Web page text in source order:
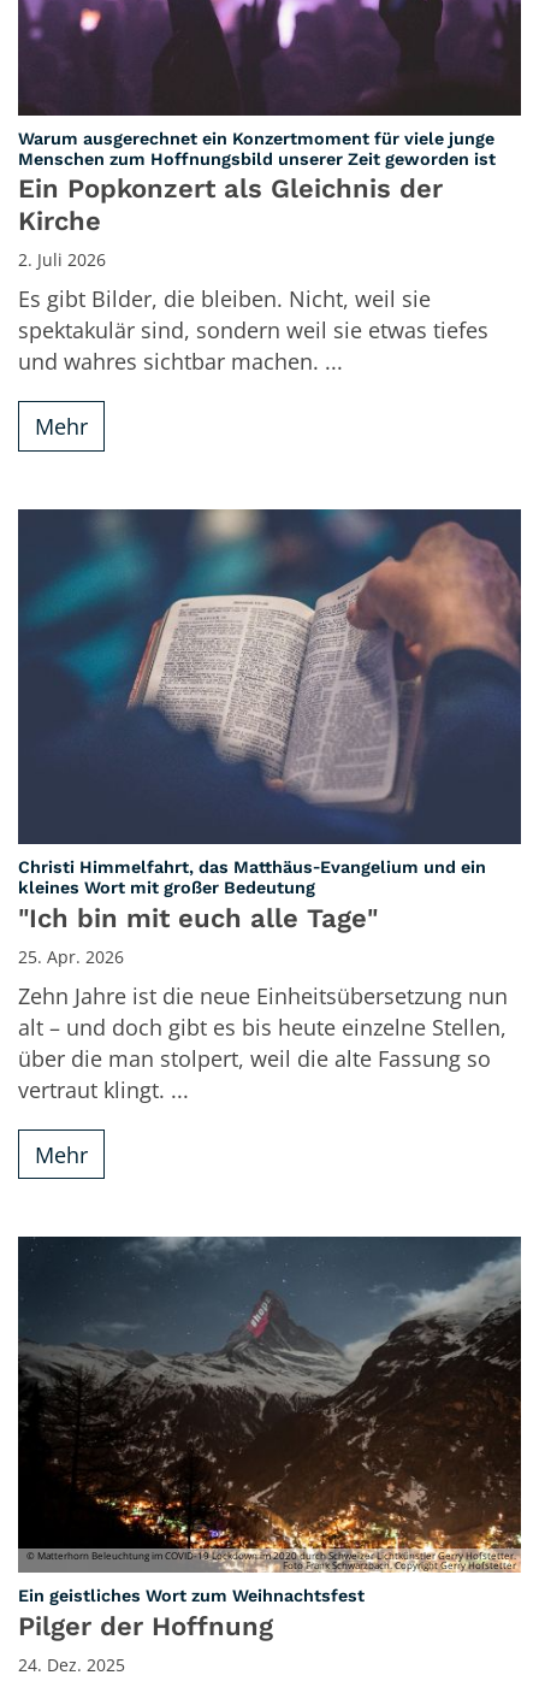
Warum ausgerechnet ein Konzertmoment für viele junge
Menschen zum Hoffnungsbild unserer Zeit geworden ist:
Ein Popkonzert als Gleichnis der
Kirche
2. Juli 2026
Es gibt Bilder, die bleiben. Nicht, weil sie
spektakulär sind, sondern weil sie etwas tiefes
und wahres sichtbar machen. ...
Mehr
Christi Himmelfahrt, das Matthäus‑Evangelium und ein
kleines Wort mit großer Bedeutung:
"Ich bin mit euch alle Tage"
25. Apr. 2026
Zehn Jahre ist die neue Einheitsübersetzung nun
alt – und doch gibt es bis heute einzelne Stellen,
über die man stolpert, weil die alte Fassung so
vertraut klingt. ...
Mehr
© Matterhorn Beleuchtung im COVID-19 Lockdown im 2020 durch Schweizer Lichtkünstler Gerry Hofstetter.
Foto Frank Schwarzbach. Copyright Gerry Hofstetter
Ein geistliches Wort zum Weihnachtsfest:
Pilger der Hoffnung
24. Dez. 2025